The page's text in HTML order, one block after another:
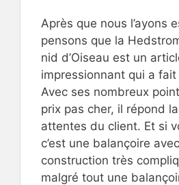
Après que nous l’ayons
pensons que la
nid d’Oiseau est un
impressionnant qui a
Avec ses nombreux
prix pas cher, il répond
attentes du client. Et si
c’est une balançoire
construction très
malgré tout une